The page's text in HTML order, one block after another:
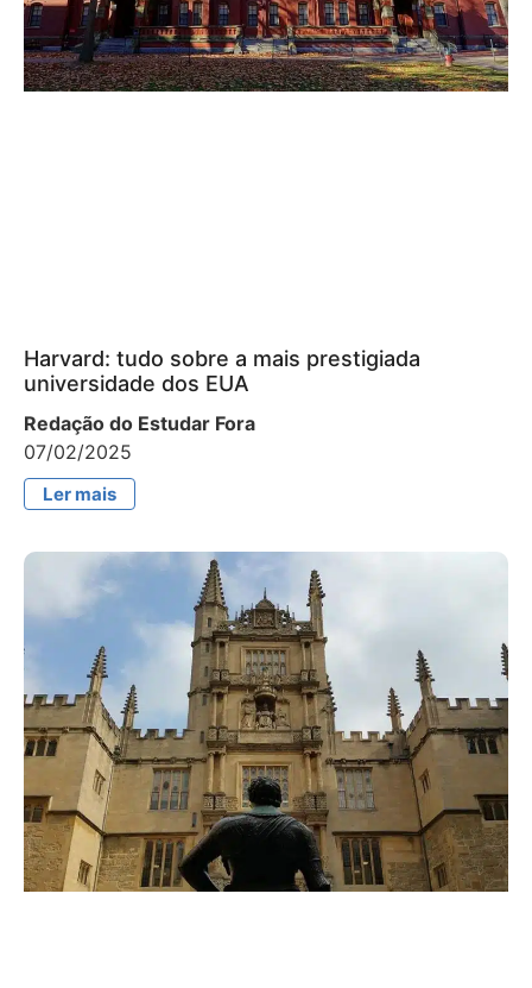
Harvard: tudo sobre a mais prestigiada
universidade dos EUA
Redação do Estudar Fora
07/02/2025
Ler mais